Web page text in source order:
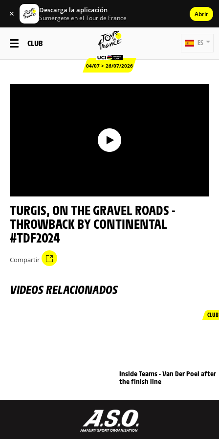
✕ Descarga la aplicación
Sumérgete en el Tour de France Abrir
CLUB
04/07 > 26/07/2026
ES
TURGIS, ON THE GRAVEL ROADS -
THROWBACK BY CONTINENTAL
#TDF2024
Compartir
VIDEOS RELACIONADOS
CLUB
Inside Teams - Van Der Poel after
the finish line